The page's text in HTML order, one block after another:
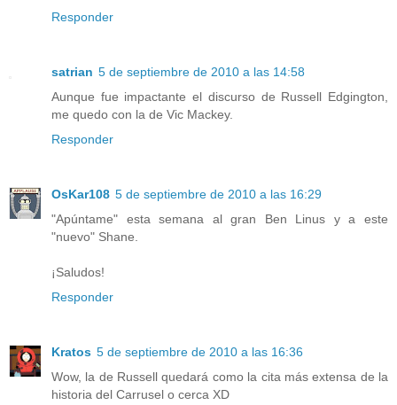
Responder
satrian 5 de septiembre de 2010 a las 14:58
Aunque fue impactante el discurso de Russell Edgington,
me quedo con la de Vic Mackey.
Responder
OsKar108 5 de septiembre de 2010 a las 16:29
"Apúntame" esta semana al gran Ben Linus y a este
"nuevo" Shane.
¡Saludos!
Responder
Kratos 5 de septiembre de 2010 a las 16:36
Wow, la de Russell quedará como la cita más extensa de la
historia del Carrusel o cerca XD